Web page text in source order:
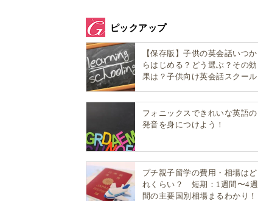
ピックアップ
【保存版】子供の英会話いつか
らはじめる？どう選ぶ？その効
果は？子供向け英会話スクール
フォニックスできれいな英語の
発音を身につけよう！
プチ親子留学の費用・相場はど
れくらい？ 短期：1週間〜4週
間の主要国別相場まるわかり！